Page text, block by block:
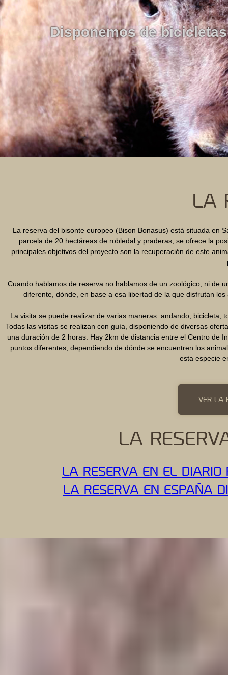
Disponemos de
LA
La reserva del bisonte europeo (Bison Bonasus) está situada en
parcela de 20 hectáreas de robledal y praderas, se ofrece la
principales objetivos del proyecto son la recuperación de este
Cuando hablamos de reserva no hablamos de un zoológico, ni de
diferente, dónde, en base a esa libertad de la que disfrutan
La visita se puede realizar de varias maneras: andando,
Todas las visitas se realizan con guía, disponiendo de diversas
una duración de 2 horas. Hay 2km de distancia entre el Centro de
puntos diferentes, dependiendo de dónde se encuentren los
esta especie
VER LA
LA
LA RESERVA EN EL
LA RESERVA EN ESPAÑA